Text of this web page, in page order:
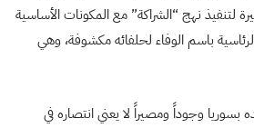
لتنفيذ نهج “الشراكة” مع المكونات الأساسية
باسم الوفاء لحلفائه مكشوفة، وهي
وجوداً ومصيراً لا يعني انتصاره في